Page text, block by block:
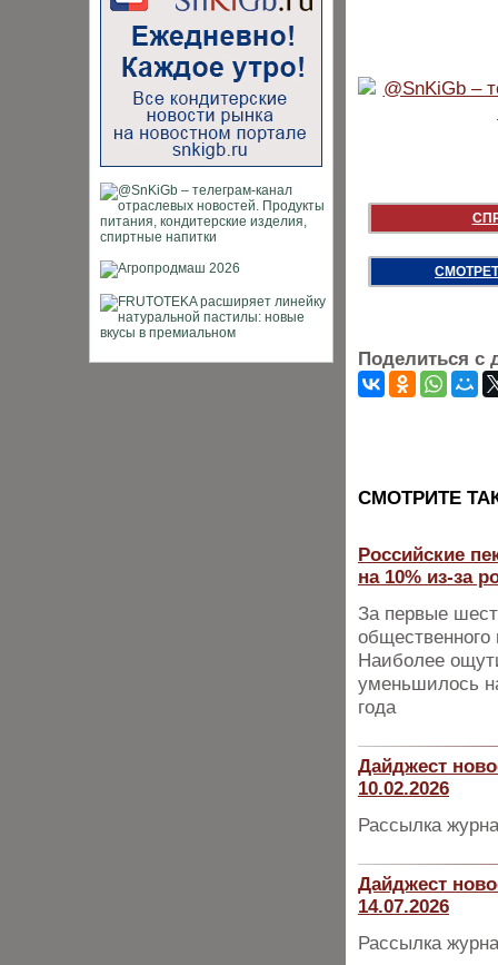
Поделиться с
CМОТРИТЕ
Российские
на 10% из-за
За первые
Наиболее
уменьшилось
года
Дайджест
10.02.2026
Рассылка
Дайджест
14.07.2026
Рассылка